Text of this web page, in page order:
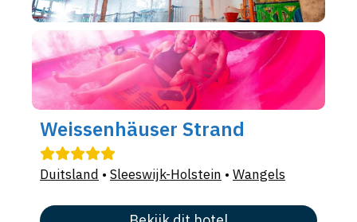
Weissenhäuser Strand
Duitsland • Sleeswijk-Holstein • Wangels